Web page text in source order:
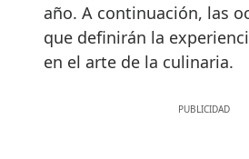
año. A continuación, las
que definirán la
en el arte de la culinaria.